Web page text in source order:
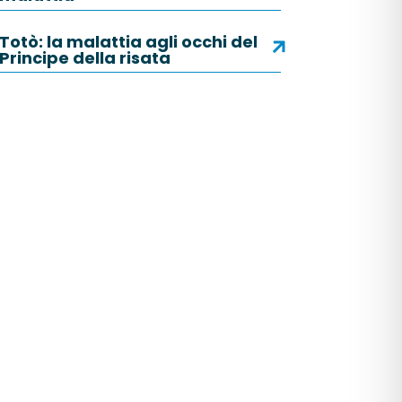
la malattia agli occhi del
della risata